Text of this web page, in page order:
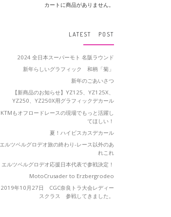
カートに商品がありません。
LATEST POST
2024 全日本スーパーモト 名阪ラウンド
新年らしいグラフィック 和柄「菊」
新年のごあいさつ
【新商品のお知らせ】YZ125、YZ125X、
YZ250、YZ250X用グラフィックデカール
KTMもオフロードレースの現場でもっと活躍し
てほしい！
夏！ハイビスカスデカール
エルツベルグロデオ旅の終わり-レース以外のあ
れこれ
エルツベルグロデオ応援日本代表で参戦決定！
MotoCrusader to Erzbergrodeo
2019年10月27日 CGC奈良トラ大会レディー
スクラス 参戦してきました。